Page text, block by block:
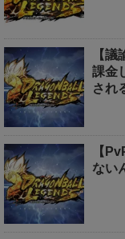
【
課金
され
【
ない